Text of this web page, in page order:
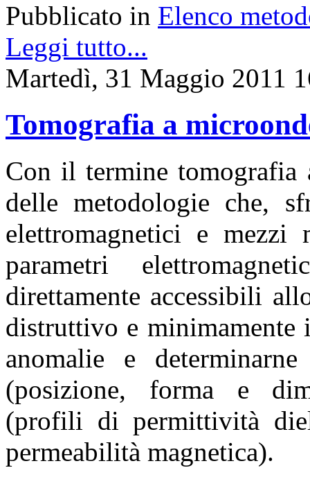
Pubblicato in Elenco
Leggi tutto...
Martedì, 31 Maggio 2011
Tomografia a
Con il termine tomografia
delle metodologie che,
elettromagnetici e
parametri
direttamente accessibili
distruttivo e minimamente
anomalie e
(posizione, forma e
(profili di permittività
permeabilità magnetica).